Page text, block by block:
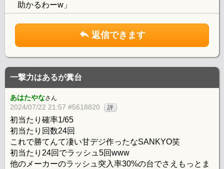
助かるわーw」
返信できます
一撃力はあるが糞台
あはたやなさん
2024/07/22 21:57 #5618820 評
初当たり確率1/65
初当たり回数24回
これで勝てんて凄い甘デジ作ったなSANKYO笑
初当たり24回でラッシュ5回www
他のメーカーのラッシュ突入率30%の台でさえもっとま